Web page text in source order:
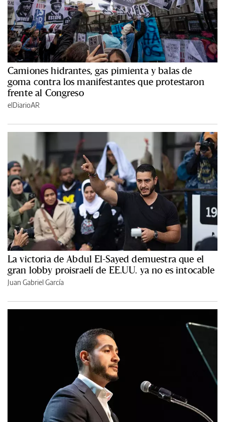
Camiones hidrantes, gas pimienta y balas de
goma contra los manifestantes que protestaron
frente al Congreso
elDiarioAR
La victoria de Abdul El-Sayed demuestra que el
gran lobby proisraelí de EE.UU. ya no es intocable
Juan Gabriel García